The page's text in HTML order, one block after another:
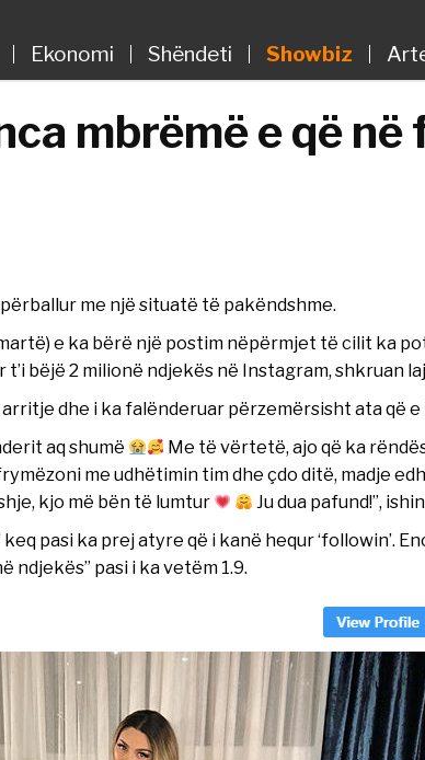
Ekonomi Shëndeti Showbiz
mbrëmë e që në
me një situatë të pakëndshme.
e ka bërë një postim nëpërmjet të cilit ka
bëjë 2 milionë ndjekës në Instagram, shkruan
dhe i ka falënderuar përzemërsisht ata që
aq shumë
Me të vërtetë, ajo që ka
me udhëtimin tim dhe çdo ditë, madje
kjo më bën të lumtur
Ju dua pafund!”,
keq pasi ka prej atyre që i kanë hequr ‘followin’.
ndjekës” pasi i ka vetëm 1.9.